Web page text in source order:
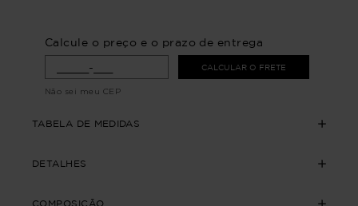
Calcule o preço e o prazo de entrega
CALCULAR O FRETE
Não sei meu CEP
TABELA DE MEDIDAS
DETALHES
COMPOSIÇÃO